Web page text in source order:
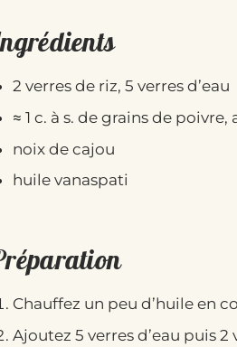
2 verres de riz, 5 verres d’eau
≈ 1 c. à s. de grains de
noix de cajou
huile vanaspati
Chauffez un peu d’huile en
Ajoutez 5 verres d’eau puis 2